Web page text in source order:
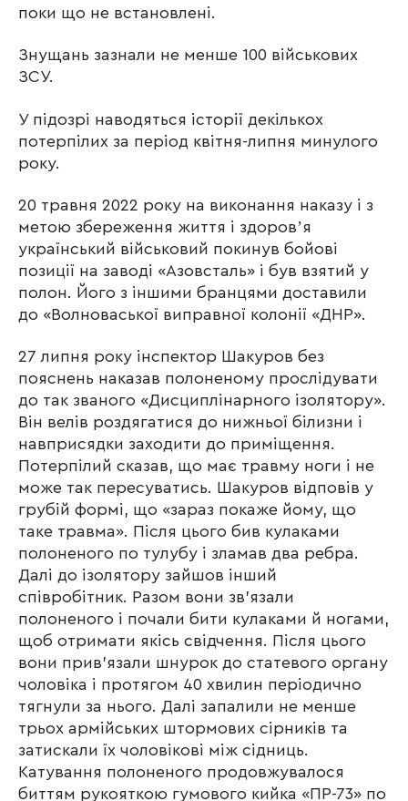
поки що не встановлені.
Знущань зазнали не менше 100 військових
ЗСУ.
У підозрі наводяться історії декількох
потерпілих за період квітня-липня минулого
року.
20 травня 2022 року на виконання наказу і з
метою збереження життя і здоровʼя
український військовий покинув бойові
позиції на заводі «Азовсталь» і був взятий у
полон. Його з іншими бранцями доставили
до «Волноваської виправної колонії «ДНР».
27 липня року інспектор Шакуров без
пояснень наказав полоненому прослідувати
до так званого «Дисциплінарного ізолятору».
Він велів роздягатися до нижньої білизни і
навприсядки заходити до приміщення.
Потерпілий сказав, що має травму ноги і не
може так пересуватись. Шакуров відповів у
грубій формі, що «зараз покаже йому, що
таке травма». Після цього бив кулаками
полоненого по тулубу і зламав два ребра.
Далі до ізолятору зайшов інший
співробітник. Разом вони зв’язали
полоненого і почали бити кулаками й ногами,
щоб отримати якісь свідчення. Після цього
вони прив’язали шнурок до статевого органу
чоловіка і протягом 40 хвилин періодично
тягнули за нього. Далі запалили не менше
трьох армійських штормових сірників та
затискали їх чоловікові між сідниць.
Катування полоненого продовжувалося
биттям рукояткою гумового кийка «ПР-73» по